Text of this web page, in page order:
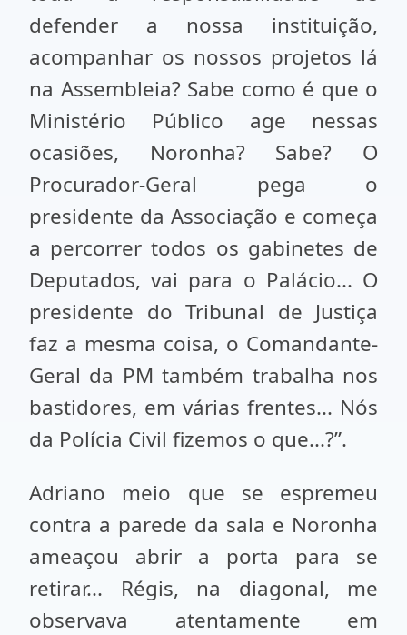
defender a nossa instituição,
acompanhar os nossos projetos lá
na Assembleia? Sabe como é que o
Ministério Público age nessas
ocasiões, Noronha? Sabe? O
Procurador-Geral pega o
presidente da Associação e começa
a percorrer todos os gabinetes de
Deputados, vai para o Palácio... O
presidente do Tribunal de Justiça
faz a mesma coisa, o Comandante-
Geral da PM também trabalha nos
bastidores, em várias frentes... Nós
da Polícia Civil fizemos o que...?”.
Adriano meio que se espremeu
contra a parede da sala e Noronha
ameaçou abrir a porta para se
retirar... Régis, na diagonal, me
observava atentamente em